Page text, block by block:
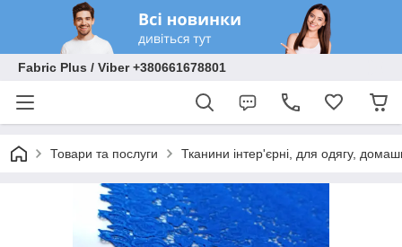
Fabric Plus / Viber +380661678801
Товари та послуги Тканини інтер'єрні, для одягу,